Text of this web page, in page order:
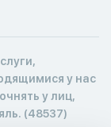
у нас
у лиц,
(48537)